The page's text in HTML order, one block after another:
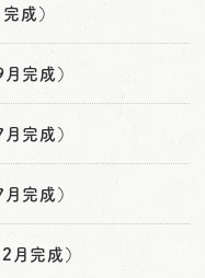
成）
完成）
完成）
完成）
完成）